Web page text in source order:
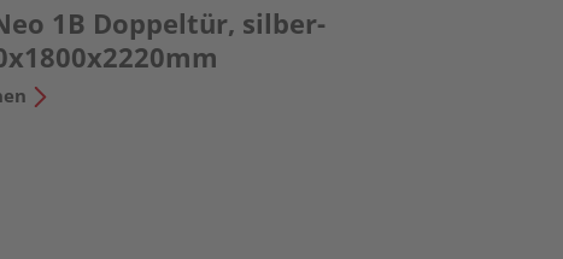
1B Doppeltür, silber-